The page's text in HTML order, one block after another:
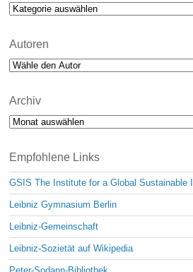
Kategorien
Autoren
Archiv
Archiv
Empfohlene Links
GSIS The Institute for a Global Sustainable
Leibniz Gymnasium Berlin
Leibniz-Gemeinschaft
Leibniz-Sozietät auf Wikipedia